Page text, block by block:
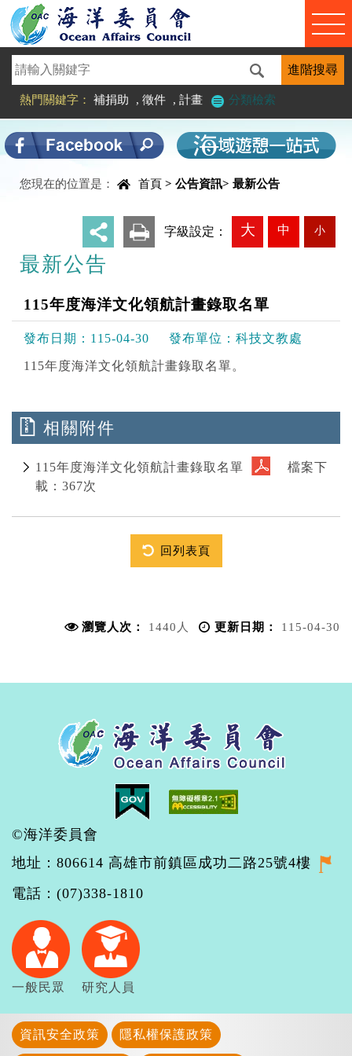
進入內容區塊
熱門關鍵字： 補捐助 , 徵件 , 計畫 分類檢索
您現在的位置是： 首頁 > 公告資訊> 最新公告
字級設定： 大 中 小
最新公告
115年度海洋文化領航計畫錄取名單
發布日期： 115-04-30 發布單位： 科技文教處
115年度海洋文化領航計畫錄取名單。
相關附件
115年度海洋文化領航計畫錄取名單
檔案下
載：367次
回列表頁
瀏覽人次： 1440人 更新日期： 115-04-30
©海洋委員會
地址：806614 高雄市前鎮區成功二路25號4樓
電話：(07)338-1810
一般民眾 研究人員
資訊安全政策 隱私權保護政策